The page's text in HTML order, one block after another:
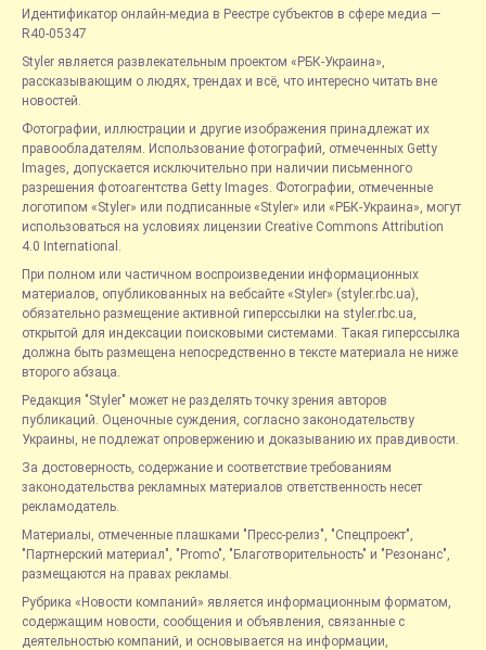
Идентификатор онлайн-медиа в Реестре субъектов в сфере медиа —
R40-05347
Styler является развлекательным проектом «РБК-Украина»,
рассказывающим о людях, трендах и всё, что интересно читать вне
новостей.
Фотографии, иллюстрации и другие изображения принадлежат их
правообладателям. Использование фотографий, отмеченных Getty
Images, допускается исключительно при наличии письменного
разрешения фотоагентства Getty Images. Фотографии, отмеченные
логотипом «Styler» или подписанные «Styler» или «РБК-Украина», могут
использоваться на условиях лицензии Creative Commons Attribution
4.0 International.
При полном или частичном воспроизведении информационных
материалов, опубликованных на вебсайте «Styler» (styler.rbc.ua),
обязательно размещение активной гиперссылки на styler.rbc.ua,
открытой для индексации поисковыми системами. Такая гиперссылка
должна быть размещена непосредственно в тексте материала не ниже
второго абзаца.
Редакция "Styler" может не разделять точку зрения авторов
публикаций. Оценочные суждения, согласно законодательству
Украины, не подлежат опровержению и доказыванию их правдивости.
За достоверность, содержание и соответствие требованиям
законодательства рекламных материалов ответственность несет
рекламодатель.
Материалы, отмеченные плашками "Пресс-релиз", "Спецпроект",
"Партнерский материал", "Promo", "Благотворительность" и "Резонанс",
размещаются на правах рекламы.
Рубрика «Новости компаний» является информационным форматом,
содержащим новости, сообщения и объявления, связанные с
деятельностью компаний, и основывается на информации,